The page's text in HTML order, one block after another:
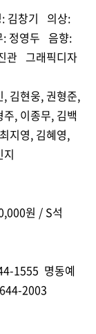
: 김창기 의상:
: 정영두 음향:
관 그래픽디자
김현웅, 권형준,
, 이종무, 김백
지영, 김혜영,
지
원 / S석
1555 명동예
2003